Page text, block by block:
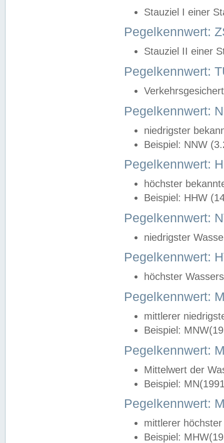
Stauziel I einer
Pegelkennwert:
Stauziel II einer
Pegelkennwert:
Pegelkennwert:
niedrigster
Beispiel: NNW
Pegelkennwert:
höchster
Beispiel: HHW
Pegelkennwert:
niedrigster
Pegelkennwert:
höchster
Pegelkennwert:
mittlerer
Beispiel:
Pegelkennwert:
Mittelwert der
Beispiel:
Pegelkennwert:
mittlerer
Beispiel: